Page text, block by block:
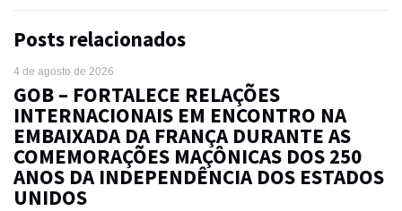
Posts relacionados
4 de agosto de 2026
GOB – FORTALECE RELAÇÕES
INTERNACIONAIS EM ENCONTRO NA
EMBAIXADA DA FRANÇA DURANTE AS
COMEMORAÇÕES MAÇÔNICAS DOS 250
ANOS DA INDEPENDÊNCIA DOS ESTADOS
UNIDOS